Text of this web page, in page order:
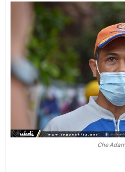
Che